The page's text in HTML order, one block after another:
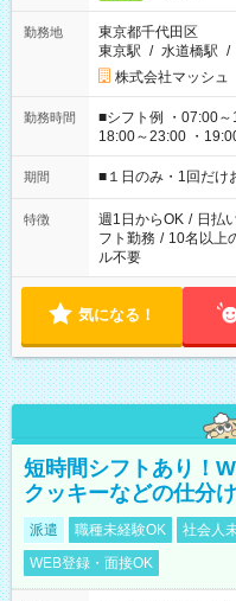
勤務地
東京都千代田区
東京駅 / 水道橋駅 /
株式会社マッシュ
勤務時間
■シフト例 ・07:00
18:00～23:00 ・
etc ★最短で3時間で5,120円のお仕事から 15時間で2万円近く稼
げるお仕事も！ ご希望のお時間に合わせてご紹介！ ※シフトは
ください！
期間 ■１日のみ・1回だけ
特徴 週1日からOK / 日払
フト勤務 / 10名以上
ル不要
気になる！
短時間シフトあり！
クッキーなどの仕分け
派遣 職種未経験OK 社会人
WEB登録・面接OK